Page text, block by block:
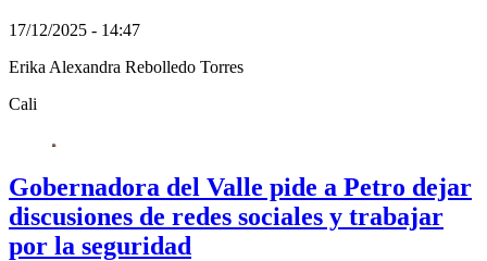
17/12/2025 - 14:47
Erika Alexandra Rebolledo Torres
Cali
Gobernadora del Valle pide a Petro dejar
discusiones de redes sociales y trabajar
por la seguridad